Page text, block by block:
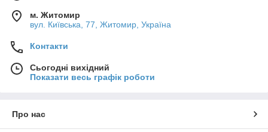
м. Житомир
вул. Київська, 77, Житомир, Україна
Контакти
Сьогодні вихідний
Показати весь графік роботи
Про нас